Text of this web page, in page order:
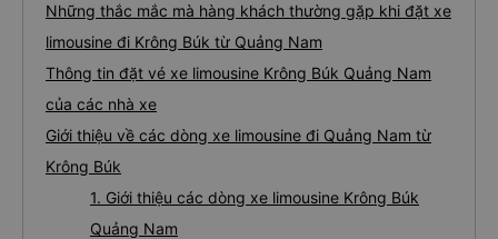
Những thắc mắc mà hàng khách thường gặp khi đặt xe
limousine đi Krông Búk từ Quảng Nam
Thông tin đặt vé xe limousine Krông Búk Quảng Nam
của các nhà xe
Giới thiệu về các dòng xe limousine đi Quảng Nam từ
Krông Búk
1. Giới thiệu các dòng xe limousine Krông Búk
Quảng Nam